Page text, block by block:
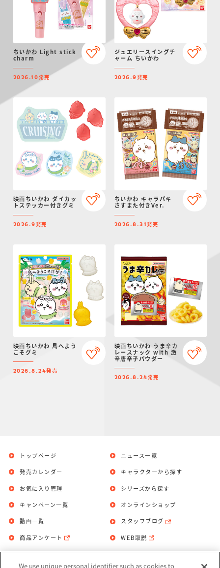
ちいかわ Light stick
charm
2026.10発売
ジュエリースイングチ
ャーム ちいかわ
2026.9発売
映画ちいかわ ダイカッ
トステッカー付きグミ
2026.9発売
ちいかわ キャラパキ
さすまた付きVer.
2026.8.31発売
映画ちいかわ 島へよう
こそグミ
2026.8.24発売
映画ちいかわ うま辛カ
レースナック with 激
辛唐辛子パウダー
2026.8.24発売
トップページ
発売カレンダー
お気に入り管理
ニュース一覧
キャラクターから探す
シリーズから探す
キャンペーン一覧
動画一覧
商品アンケート
オンラインショップ
スタッフブログ
WEB取説
We use unique personal identifier such as cookies to